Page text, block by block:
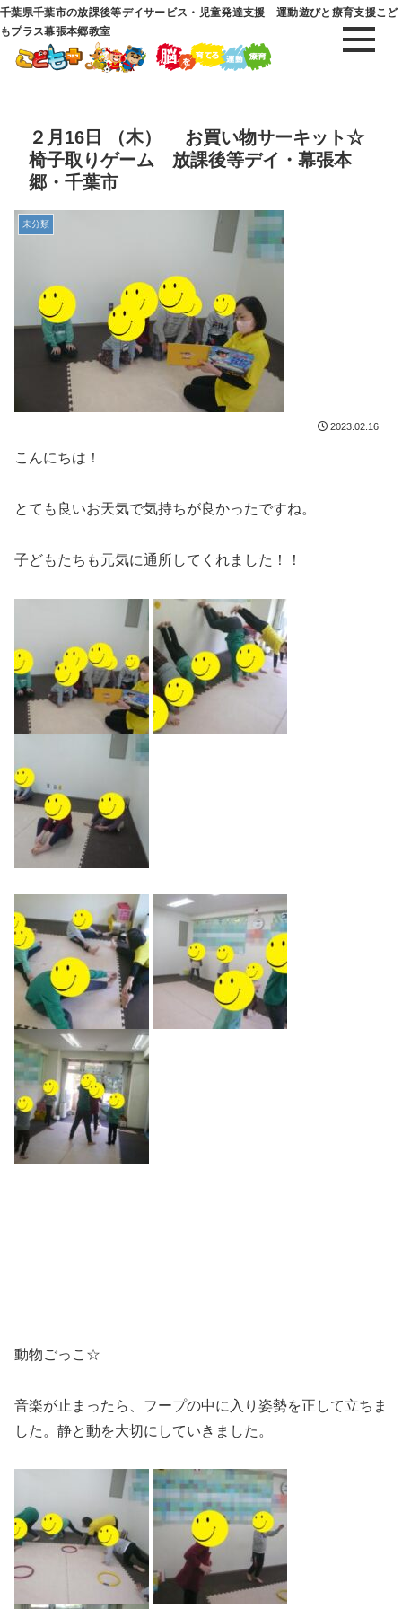
千葉県千葉市の放課後等デイサービス・児童発達支援 運動遊びと療育支援こど
もプラス幕張本郷教室
２月16日 （木） お買い物サーキット☆
椅子取りゲーム 放課後等デイ・幕張本
郷・千葉市
未分類
2023.02.16
こんにちは！
とても良いお天気で気持ちが良かったですね。
子どもたちも元気に通所してくれました！！
動物ごっこ☆
音楽が止まったら、フープの中に入り姿勢を正して立ちま
した。静と動を大切にしていきました。